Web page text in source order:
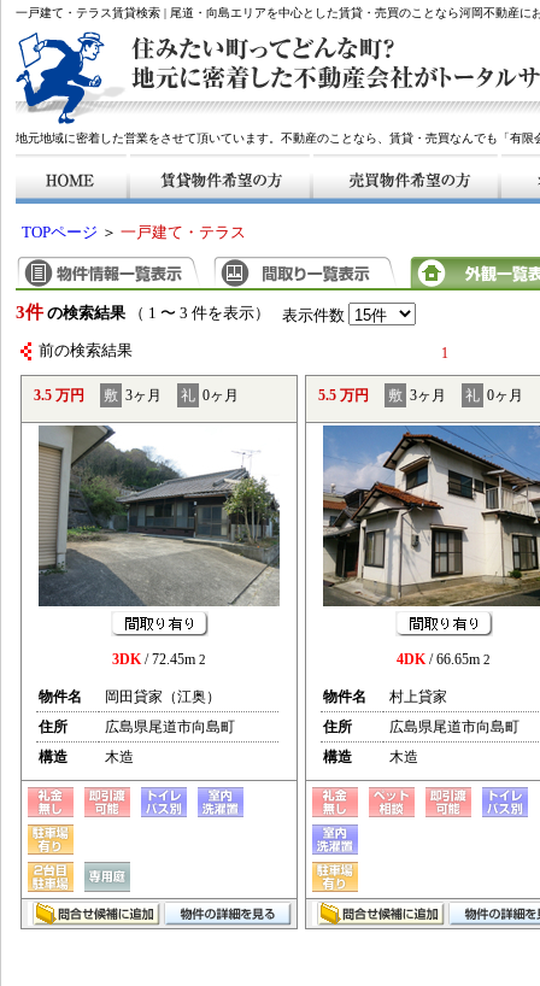
一戸建て・テラス賃貸検索 | 尾道・向島エリアを中心とした賃貸・売買のことなら河岡不動産に
地元地域に密着した営業をさせて頂いています。不動産のことなら、賃貸・売買なんでも「有
TOPページ ＞ 一戸建て・テラス
3件 の検索結果 （ 1 〜 3 件を表示） 表示件数
前の検索結果 1
3.5 万円 敷 3ヶ月 礼 0ヶ月
3DK/ 72.45m 2
物件名
岡田貸家（江奥）
住所
広島県尾道市向島町
構造
木造
5.5 万円 敷 3ヶ月 礼 0ヶ月
4DK/ 66.65m 2
物件名
村上貸家
住所
広島県尾道市向島町
構造
木造